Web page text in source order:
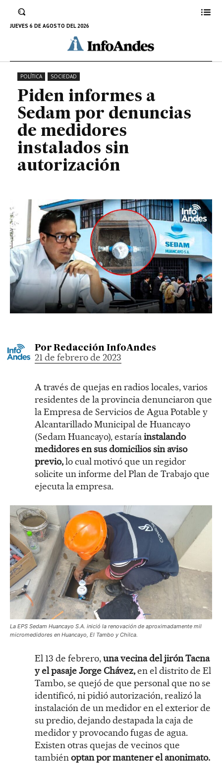
JUEVES 6 DE AGOSTO DEL 2026
instalados sin autorización
21 DE FEBRERO DE 2023
POLÍTICA SOCIEDAD
Piden informes a
Sedam por denuncias
de medidores
instalados sin
autorización
Por Redacción InfoAndes
21 de febrero de 2023
A través de quejas en radios locales, varios
residentes de la provincia denunciaron que
la Empresa de Servicios de Agua Potable y
Alcantarillado Municipal de Huancayo
(Sedam Huancayo), estaríainstalando
medidores en sus domicilios sin aviso
previo,lo cual motivó que un regidor
solicite un informe del Plan de Trabajo que
ejecuta la empresa.
La EPS Sedam Huancayo S.A. inició la renovación de aproximadamente mil
micromedidores en Huancayo, El Tambo y Chilca.
El 13 de febrero,una vecina del jirón Tacna
y el pasaje Jorge Chávez,en el distrito de El
Tambo, se quejó de que personal que no se
identificó, ni pidió autorización, realizó la
instalación de un medidor en el exterior de
su predio, dejando destapada la caja de
medidor y provocando fugas de agua.
Existen otras quejas de vecinos que
tambiénoptan por mantener el anonimato.